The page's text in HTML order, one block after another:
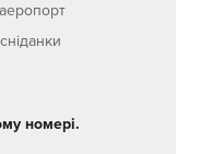
номері.